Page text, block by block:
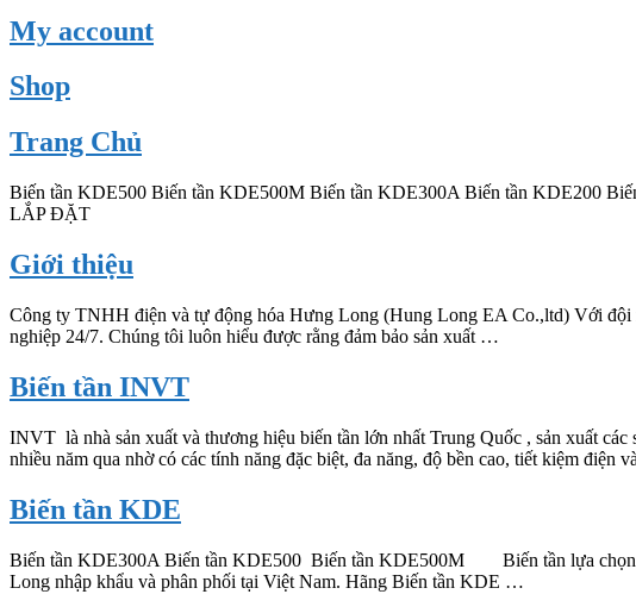
My account
Shop
Trang Chủ
Biến tần KDE500 Biến tần KDE500M Biến tần KDE300A Biến tần KDE200
LẮP ĐẶT
Giới thiệu
Công ty TNHH điện và tự động hóa Hưng Long (Hung Long EA Co.,ltd) Với đội
nghiệp 24/7. Chúng tôi luôn hiểu được rằng đảm bảo sản xuất …
Biến tần INVT
INVT là nhà sản xuất và thương hiệu biến tần lớn nhất Trung Quốc , sản xuất
nhiều năm qua nhờ có các tính năng đặc biệt, đa năng, độ bền cao, tiết kiệm điện
Biến tần KDE
Biến tần KDE300A Biến tần KDE500 Biến tần KDE500M Biến tần lựa chọn
Long nhập khẩu và phân phối tại Việt Nam. Hãng Biến tần KDE …